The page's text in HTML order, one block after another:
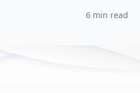
6 min read